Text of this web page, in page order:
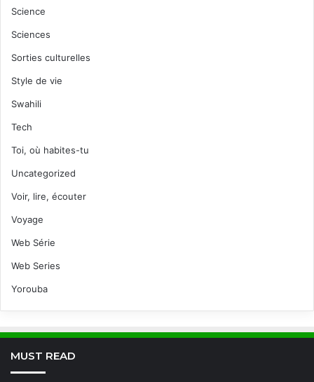
Science
Sciences
Sorties culturelles
Style de vie
Swahili
Tech
Toi, où habites-tu
Uncategorized
Voir, lire, écouter
Voyage
Web Série
Web Series
Yorouba
MUST READ